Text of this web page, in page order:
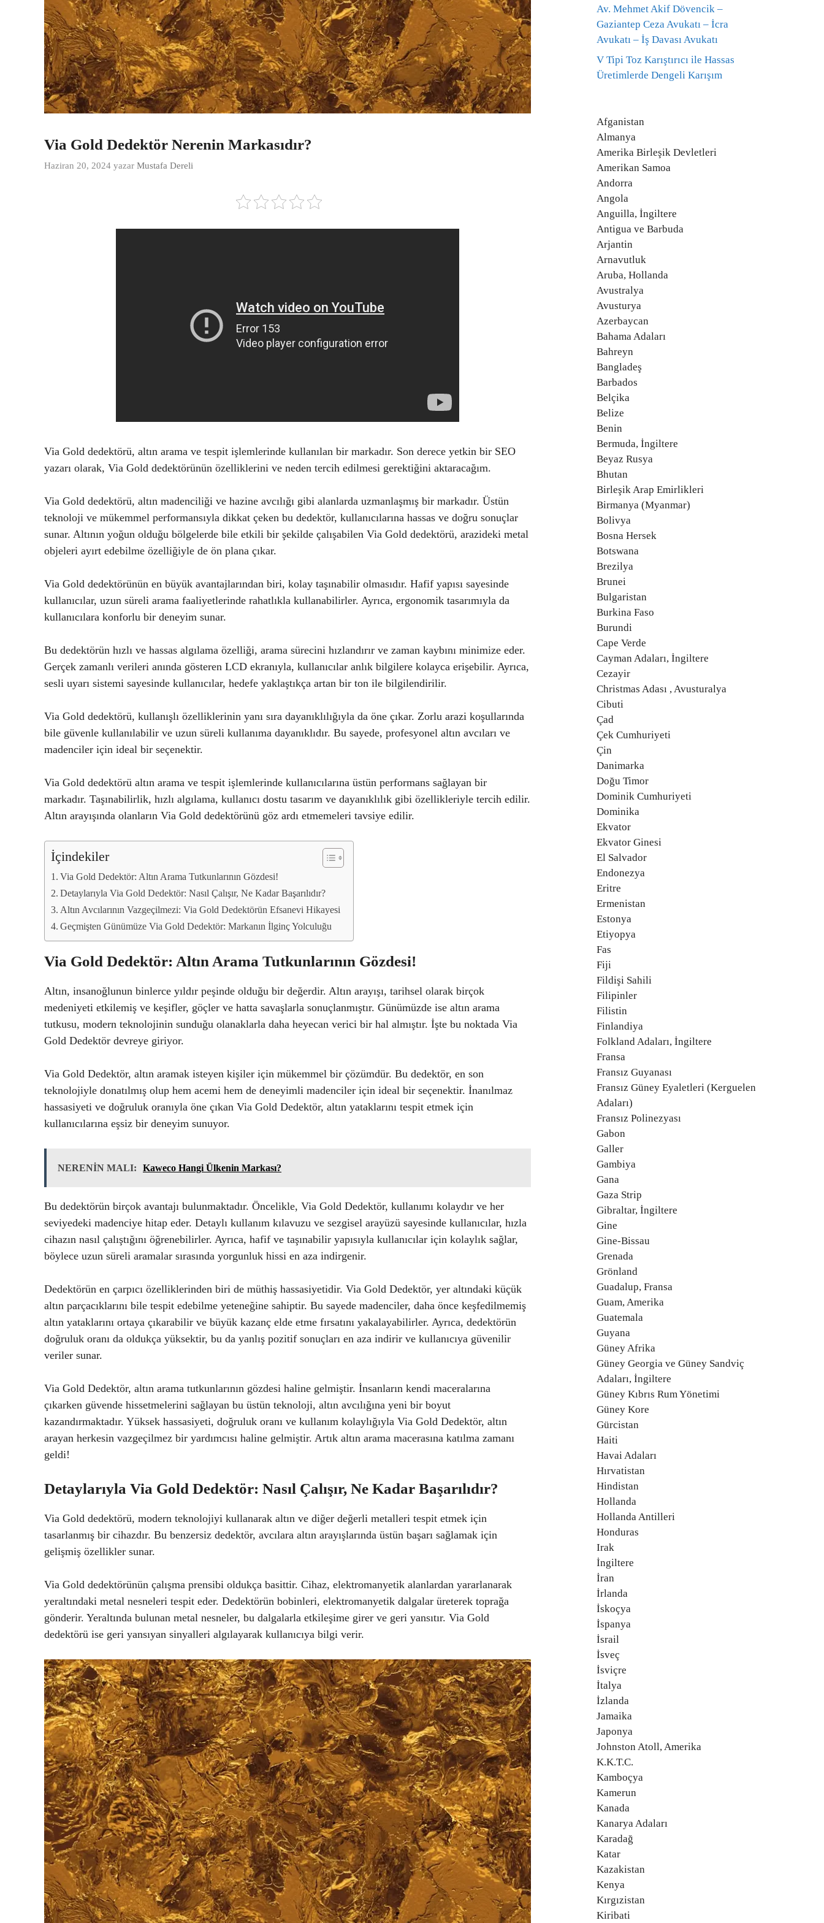
Via Gold Dedektör Nerenin Markasıdır?
Haziran 20, 2024 yazar Mustafa Dereli
Via Gold dedektörü, altın arama ve tespit işlemlerinde kullanılan bir markadır. Son derece yetkin bir SEO
yazarı olarak, Via Gold dedektörünün özelliklerini ve neden tercih edilmesi gerektiğini aktaracağım.
Via Gold dedektörü, altın madenciliği ve hazine avcılığı gibi alanlarda uzmanlaşmış bir markadır. Üstün
teknoloji ve mükemmel performansıyla dikkat çeken bu dedektör, kullanıcılarına hassas ve doğru sonuçlar
sunar. Altının yoğun olduğu bölgelerde bile etkili bir şekilde çalışabilen Via Gold dedektörü, arazideki metal
objeleri ayırt edebilme özelliğiyle de ön plana çıkar.
Via Gold dedektörünün en büyük avantajlarından biri, kolay taşınabilir olmasıdır. Hafif yapısı sayesinde
kullanıcılar, uzun süreli arama faaliyetlerinde rahatlıkla kullanabilirler. Ayrıca, ergonomik tasarımıyla da
kullanıcılara konforlu bir deneyim sunar.
Bu dedektörün hızlı ve hassas algılama özelliği, arama sürecini hızlandırır ve zaman kaybını minimize eder.
Gerçek zamanlı verileri anında gösteren LCD ekranıyla, kullanıcılar anlık bilgilere kolayca erişebilir. Ayrıca,
sesli uyarı sistemi sayesinde kullanıcılar, hedefe yaklaştıkça artan bir ton ile bilgilendirilir.
Via Gold dedektörü, kullanışlı özelliklerinin yanı sıra dayanıklılığıyla da öne çıkar. Zorlu arazi koşullarında
bile güvenle kullanılabilir ve uzun süreli kullanıma dayanıklıdır. Bu sayede, profesyonel altın avcıları ve
madenciler için ideal bir seçenektir.
Via Gold dedektörü altın arama ve tespit işlemlerinde kullanıcılarına üstün performans sağlayan bir
markadır. Taşınabilirlik, hızlı algılama, kullanıcı dostu tasarım ve dayanıklılık gibi özellikleriyle tercih edilir.
Altın arayışında olanların Via Gold dedektörünü göz ardı etmemeleri tavsiye edilir.
İçindekiler
Via Gold Dedektör: Altın Arama Tutkunlarının Gözdesi!
Detaylarıyla Via Gold Dedektör: Nasıl Çalışır, Ne Kadar Başarılıdır?
Altın Avcılarının Vazgeçilmezi: Via Gold Dedektörün Efsanevi Hikayesi
Geçmişten Günümüze Via Gold Dedektör: Markanın İlginç Yolculuğu
Via Gold Dedektör: Altın Arama Tutkunlarının Gözdesi!
Altın, insanoğlunun binlerce yıldır peşinde olduğu bir değerdir. Altın arayışı, tarihsel olarak birçok
medeniyeti etkilemiş ve keşifler, göçler ve hatta savaşlarla sonuçlanmıştır. Günümüzde ise altın arama
tutkusu, modern teknolojinin sunduğu olanaklarla daha heyecan verici bir hal almıştır. İşte bu noktada Via
Gold Dedektör devreye giriyor.
Via Gold Dedektör, altın aramak isteyen kişiler için mükemmel bir çözümdür. Bu dedektör, en son
teknolojiyle donatılmış olup hem acemi hem de deneyimli madenciler için ideal bir seçenektir. İnanılmaz
hassasiyeti ve doğruluk oranıyla öne çıkan Via Gold Dedektör, altın yataklarını tespit etmek için
kullanıcılarına eşsiz bir deneyim sunuyor.
NERENİN MALI: Kaweco Hangi Ülkenin Markası?
Bu dedektörün birçok avantajı bulunmaktadır. Öncelikle, Via Gold Dedektör, kullanımı kolaydır ve her
seviyedeki madenciye hitap eder. Detaylı kullanım kılavuzu ve sezgisel arayüzü sayesinde kullanıcılar, hızla
cihazın nasıl çalıştığını öğrenebilirler. Ayrıca, hafif ve taşınabilir yapısıyla kullanıcılar için kolaylık sağlar,
böylece uzun süreli aramalar sırasında yorgunluk hissi en aza indirgenir.
Dedektörün en çarpıcı özelliklerinden biri de müthiş hassasiyetidir. Via Gold Dedektör, yer altındaki küçük
altın parçacıklarını bile tespit edebilme yeteneğine sahiptir. Bu sayede madenciler, daha önce keşfedilmemiş
altın yataklarını ortaya çıkarabilir ve büyük kazanç elde etme fırsatını yakalayabilirler. Ayrıca, dedektörün
doğruluk oranı da oldukça yüksektir, bu da yanlış pozitif sonuçları en aza indirir ve kullanıcıya güvenilir
veriler sunar.
Via Gold Dedektör, altın arama tutkunlarının gözdesi haline gelmiştir. İnsanların kendi maceralarına
çıkarken güvende hissetmelerini sağlayan bu üstün teknoloji, altın avcılığına yeni bir boyut
kazandırmaktadır. Yüksek hassasiyeti, doğruluk oranı ve kullanım kolaylığıyla Via Gold Dedektör, altın
arayan herkesin vazgeçilmez bir yardımcısı haline gelmiştir. Artık altın arama macerasına katılma zamanı
geldi!
Detaylarıyla Via Gold Dedektör: Nasıl Çalışır, Ne Kadar Başarılıdır?
Via Gold dedektörü, modern teknolojiyi kullanarak altın ve diğer değerli metalleri tespit etmek için
tasarlanmış bir cihazdır. Bu benzersiz dedektör, avcılara altın arayışlarında üstün başarı sağlamak için
gelişmiş özellikler sunar.
Via Gold dedektörünün çalışma prensibi oldukça basittir. Cihaz, elektromanyetik alanlardan yararlanarak
yeraltındaki metal nesneleri tespit eder. Dedektörün bobinleri, elektromanyetik dalgalar üreterek toprağa
gönderir. Yeraltında bulunan metal nesneler, bu dalgalarla etkileşime girer ve geri yansıtır. Via Gold
dedektörü ise geri yansıyan sinyalleri algılayarak kullanıcıya bilgi verir.
Av. Mehmet Akif Dövencik –
Gaziantep Ceza Avukatı – İcra
Avukatı – İş Davası Avukatı
V Tipi Toz Karıştırıcı ile Hassas
Üretimlerde Dengeli Karışım
Afganistan
Almanya
Amerika Birleşik Devletleri
Amerikan Samoa
Andorra
Angola
Anguilla, İngiltere
Antigua ve Barbuda
Arjantin
Arnavutluk
Aruba, Hollanda
Avustralya
Avusturya
Azerbaycan
Bahama Adaları
Bahreyn
Bangladeş
Barbados
Belçika
Belize
Benin
Bermuda, İngiltere
Beyaz Rusya
Bhutan
Birleşik Arap Emirlikleri
Birmanya (Myanmar)
Bolivya
Bosna Hersek
Botswana
Brezilya
Brunei
Bulgaristan
Burkina Faso
Burundi
Cape Verde
Cayman Adaları, İngiltere
Cezayir
Christmas Adası , Avusturalya
Cibuti
Çad
Çek Cumhuriyeti
Çin
Danimarka
Doğu Timor
Dominik Cumhuriyeti
Dominika
Ekvator
Ekvator Ginesi
El Salvador
Endonezya
Eritre
Ermenistan
Estonya
Etiyopya
Fas
Fiji
Fildişi Sahili
Filipinler
Filistin
Finlandiya
Folkland Adaları, İngiltere
Fransa
Fransız Guyanası
Fransız Güney Eyaletleri (Kerguelen
Adaları)
Fransız Polinezyası
Gabon
Galler
Gambiya
Gana
Gaza Strip
Gibraltar, İngiltere
Gine
Gine-Bissau
Grenada
Grönland
Guadalup, Fransa
Guam, Amerika
Guatemala
Guyana
Güney Afrika
Güney Georgia ve Güney Sandviç
Adaları, İngiltere
Güney Kıbrıs Rum Yönetimi
Güney Kore
Gürcistan
Haiti
Havai Adaları
Hırvatistan
Hindistan
Hollanda
Hollanda Antilleri
Honduras
Irak
İngiltere
İran
İrlanda
İskoçya
İspanya
İsrail
İsveç
İsviçre
İtalya
İzlanda
Jamaika
Japonya
Johnston Atoll, Amerika
K.K.T.C.
Kamboçya
Kamerun
Kanada
Kanarya Adaları
Karadağ
Katar
Kazakistan
Kenya
Kırgızistan
Kiribati